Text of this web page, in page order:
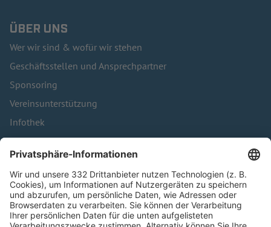
ÜBER UNS
Wer wir sind & wofür wir stehen
Geschäftsstellen und Ansprechpartner
Sponsoring
Vereinsunterstützung
Infothek
Kontakt
HÄUFIG BESUCHTE SEITEN
Pässe und Vereinswechsel
Trainerausbildung